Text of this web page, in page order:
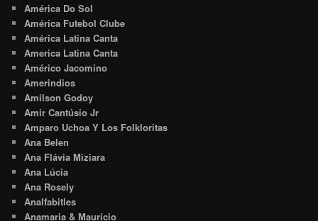
América Do Sol
América Futebol Clube
América Latina Canta
America Latina Canta
Américo Jacomino
Amerindios
Amilson Godoy
Amir Cantúsio Jr
Amparo Uchoa Y Los Folkloritas
Ana Belen
Ana Flávia Miziara
Ana Lúcia
Ana Rosely
Analfabitles
Anamaria & Maurício